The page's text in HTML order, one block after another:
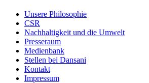
Unsere Philosophie
CSR
Nachhaltigkeit und die Umwelt
Presseraum
Medienbank
Stellen bei Dansani
Kontakt
Impressum